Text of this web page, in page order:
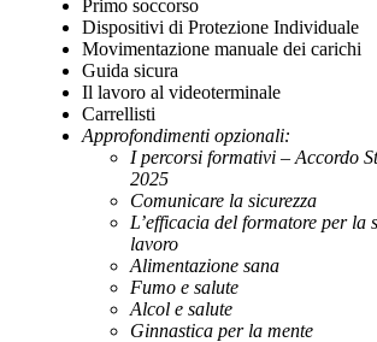
Primo soccorso
Dispositivi di Protezione Individuale
Movimentazione manuale dei carichi
Guida sicura
Il lavoro al videoterminale
Carrellisti
Approfondimenti opzionali:
I percorsi formativi – Accordo
2025
Comunicare la sicurezza
L’efficacia del formatore per la
lavoro
Alimentazione sana
Fumo e salute
Alcol e salute
Ginnastica per la mente